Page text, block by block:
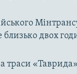
двох
траси